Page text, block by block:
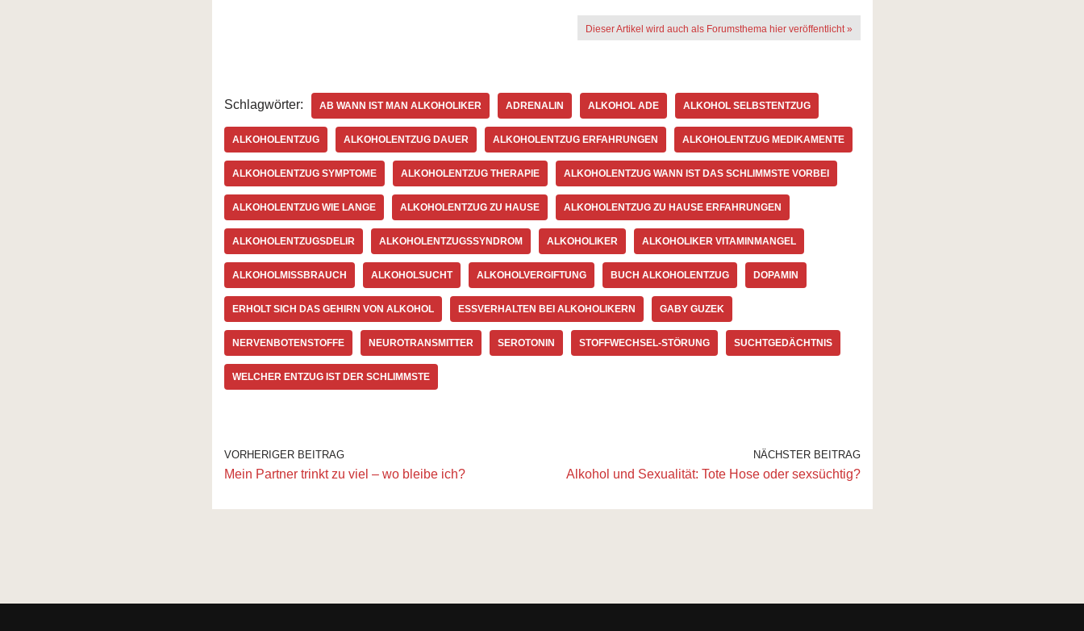
Dieser Artikel wird auch als Forumsthema hier veröffentlicht »
Schlagwörter: AB WANN IST MAN ALKOHOLIKER ADRENALIN ALKOHOL ADE ALKOHOL SELBSTENTZUG
ALKOHOLENTZUG ALKOHOLENTZUG DAUER ALKOHOLENTZUG ERFAHRUNGEN ALKOHOLENTZUG MEDIKAMENTE
ALKOHOLENTZUG SYMPTOME ALKOHOLENTZUG THERAPIE ALKOHOLENTZUG WANN IST DAS SCHLIMMSTE VORBEI
ALKOHOLENTZUG WIE LANGE ALKOHOLENTZUG ZU HAUSE ALKOHOLENTZUG ZU HAUSE ERFAHRUNGEN
ALKOHOLENTZUGSDELIR ALKOHOLENTZUGSSYNDROM ALKOHOLIKER ALKOHOLIKER VITAMINMANGEL
ALKOHOLMISSBRAUCH ALKOHOLSUCHT ALKOHOLVERGIFTUNG BUCH ALKOHOLENTZUG DOPAMIN
ERHOLT SICH DAS GEHIRN VON ALKOHOL ESSVERHALTEN BEI ALKOHOLIKERN GABY GUZEK
NERVENBOTENSTOFFE NEUROTRANSMITTER SEROTONIN STOFFWECHSEL-STÖRUNG SUCHTGEDÄCHTNIS
WELCHER ENTZUG IST DER SCHLIMMSTE
VORHERIGER BEITRAG
Mein Partner trinkt zu viel – wo bleibe ich?
NÄCHSTER BEITRAG
Alkohol und Sexualität: Tote Hose oder sexsüchtig?